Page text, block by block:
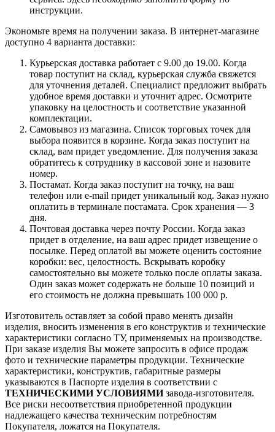
инструкции.
Экономьте время на получении заказа. В интернет-магазине
доступно 4 варианта доставки:
Курьерская доставка работает с 9.00 до 19.00. Когда
товар поступит на склад, курьерская служба свяжется
для уточнения деталей. Специалист предложит выбрать
удобное время доставки и уточнит адрес. Осмотрите
упаковку на целостность и соответствие указанной
комплектации.
Самовывоз из магазина. Список торговых точек для
выбора появится в корзине. Когда заказ поступит на
склад, вам придет уведомление. Для получения заказа
обратитесь к сотруднику в кассовой зоне и назовите
номер.
Постамат. Когда заказ поступит на точку, на ваш
телефон или e-mail придет уникальный код. Заказ нужно
оплатить в терминале постамата. Срок хранения — 3
дня.
Почтовая доставка через почту России. Когда заказ
придет в отделение, на ваш адрес придет извещение о
посылке. Перед оплатой вы можете оценить состояние
коробки: вес, целостность. Вскрывать коробку
самостоятельно вы можете только после оплаты заказа.
Один заказ может содержать не больше 10 позиций и
его стоимость не должна превышать 100 000 р.
Изготовитель оставляет за собой право менять дизайн
изделия, вносить изменения в его конструктив и технические
характеристики согласно ТУ, применяемых на производстве.
При заказе изделия Вы можете запросить в офисе продаж
фото и технические параметры продукции. Технические
характеристики, конструктив, габаритные размеры
указываются в Паспорте изделия в соответствии с
ТЕХНИЧЕСКИМИ УСЛОВИЯМИзавода-изготовителя.
Все риски несоответствия приобретенной продукции
надлежащего качества техническим потребностям
Покупателя, ложатся на Покупателя.